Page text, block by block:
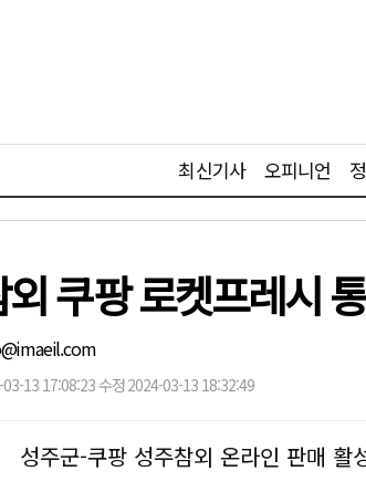
최신기사 오피니언
쿠팡 로켓프레시
03-13 17:08:23 수정 2024-03-13 18:32:49
성주군-쿠팡 성주참외 온라인 판매 활